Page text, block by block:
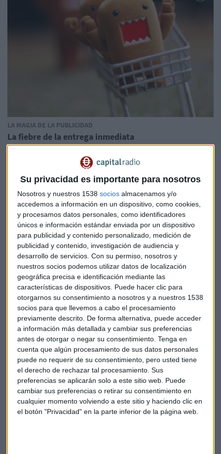
Su privacidad es importante para nosotros
Nosotros y nuestros 1538 socios almacenamos y/o
accedemos a información en un dispositivo, como cookies,
y procesamos datos personales, como identificadores
únicos e información estándar enviada por un dispositivo
para publicidad y contenido personalizado, medición de
publicidad y contenido, investigación de audiencia y
desarrollo de servicios. Con su permiso, nosotros y
nuestros socios podemos utilizar datos de localización
geográfica precisa e identificación mediante las
características de dispositivos. Puede hacer clic para
otorgarnos su consentimiento a nosotros y a nuestros 1538
socios para que llevemos a cabo el procesamiento
previamente descrito. De forma alternativa, puede acceder
a información más detallada y cambiar sus preferencias
antes de otorgar o negar su consentimiento. Tenga en
cuenta que algún procesamiento de sus datos personales
puede no requerir de su consentimiento, pero usted tiene
el derecho de rechazar tal procesamiento. Sus
preferencias se aplicarán solo a este sitio web. Puede
cambiar sus preferencias o retirar su consentimiento en
cualquier momento volviendo a este sitio y haciendo clic en
el botón "Privacidad" en la parte inferior de la página web.
LA MAGIA DE LA PUBLICIDAD
La fiebre de la entrega inmediata
Redacción Capital Radio
EMPRESAS
Alibaba, el nuevo soltero de oro
Redacción Capital Radio